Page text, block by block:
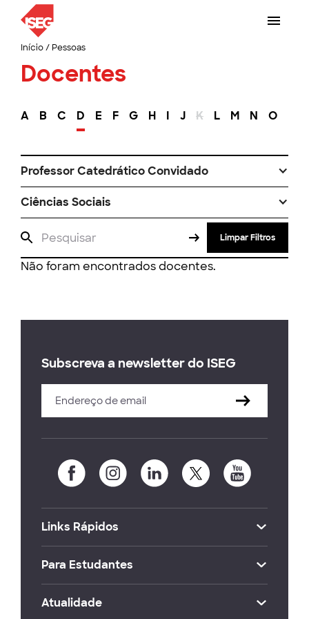
Início/ Pessoas
Docentes
A B C D E F G H I J K L M N O
Professor Catedrático Convidado
Ciências Sociais
Limpar Filtros
Não foram encontrados docentes.
Subscreva a newsletter do ISEG
Links Rápidos
Para Estudantes
Atualidade